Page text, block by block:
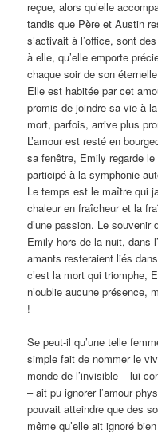
reçue, alors qu’elle
tandis que Père et Austin
s’activait à l’office, sont
à elle, qu’elle emporte
chaque soir de son
Elle est habitée par cet
promis de joindre sa vie à
mort, parfois, arrive plus
L’amour est resté en
sa fenêtre, Emily regarde
participé à la symphonie
Le temps est le maître qui
chaleur en fraîcheur et la
d’une passion. Le souvenir
Emily hors de la nuit, dans
amants resteraient liés
c’est la mort qui triomphe,
n’oublie aucune présence,
!
Se peut-il qu’une telle
simple fait de nommer le
monde de l’invisible – lui
– ait pu ignorer l’amour
pouvait atteindre que des
même qu’elle ait ignoré